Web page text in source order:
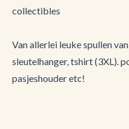
collectibles
Van allerlei leuke spullen
sleutelhanger, tshirt (3XL).
pasjeshouder etc!